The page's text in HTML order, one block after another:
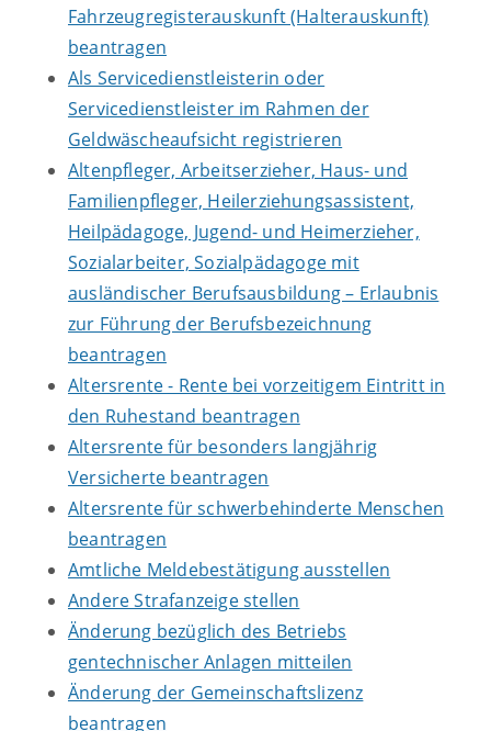
Fahrzeugregisterauskunft (Halterauskunft)
beantragen
Als Servicedienstleisterin oder
Servicedienstleister im Rahmen der
Geldwäscheaufsicht registrieren
Altenpfleger, Arbeitserzieher, Haus- und
Familienpfleger, Heilerziehungsassistent,
Heilpädagoge, Jugend- und Heimerzieher,
Sozialarbeiter, Sozialpädagoge mit
ausländischer Berufsausbildung – Erlaubnis
zur Führung der Berufsbezeichnung
beantragen
Altersrente - Rente bei vorzeitigem Eintritt in
den Ruhestand beantragen
Altersrente für besonders langjährig
Versicherte beantragen
Altersrente für schwerbehinderte Menschen
beantragen
Amtliche Meldebestätigung ausstellen
Andere Strafanzeige stellen
Änderung bezüglich des Betriebs
gentechnischer Anlagen mitteilen
Änderung der Gemeinschaftslizenz
beantragen